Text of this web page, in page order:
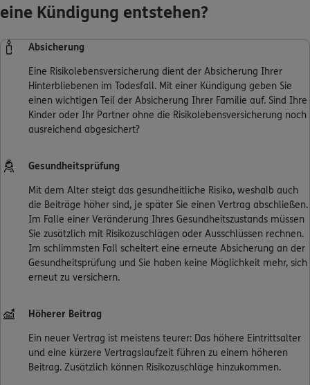
eine Kündigung entstehen?
Absicherung
Eine Risikolebensversicherung dient der Absicherung Ihrer
Hinterbliebenen im Todesfall. Mit einer Kündigung geben Sie
einen wichtigen Teil der Absicherung Ihrer Familie auf. Sind Ihre
Kinder oder Ihr Partner ohne die Risikolebensversicherung noch
ausreichend abgesichert?
Gesundheitsprüfung
Mit dem Alter steigt das gesundheitliche Risiko, weshalb auch
die Beiträge höher sind, je später Sie einen Vertrag abschließen.
Im Falle einer Veränderung Ihres Gesundheitszustands müssen
Sie zusätzlich mit Risikozuschlägen oder Ausschlüssen rechnen.
Im schlimmsten Fall scheitert eine erneute Absicherung an der
Gesundheitsprüfung und Sie haben keine Möglichkeit mehr, sich
erneut zu versichern.
Höherer Beitrag
Ein neuer Vertrag ist meistens teurer: Das höhere Eintrittsalter
und eine kürzere Vertragslaufzeit führen zu einem höheren
Beitrag. Zusätzlich können Risikozuschläge hinzukommen.